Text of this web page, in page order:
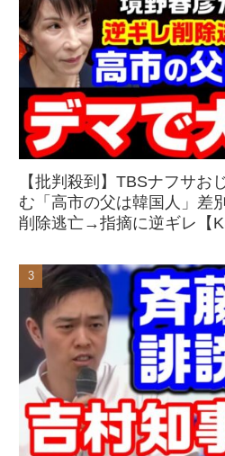
【批判殺到】TBSナフサお
む「高市の父は韓国人」差
削除逃亡→指摘に逆ギレ【